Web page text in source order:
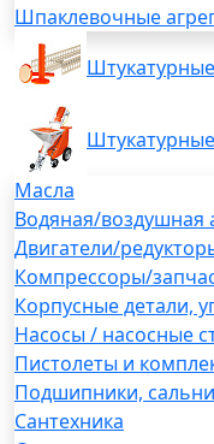
Шпаклевочные
Масла
Водяная/воздушная
Двигатели/
Компрессоры/
Корпусные детали,
Насосы / насосные
Пистолеты и
Подшипники,
Сантехника